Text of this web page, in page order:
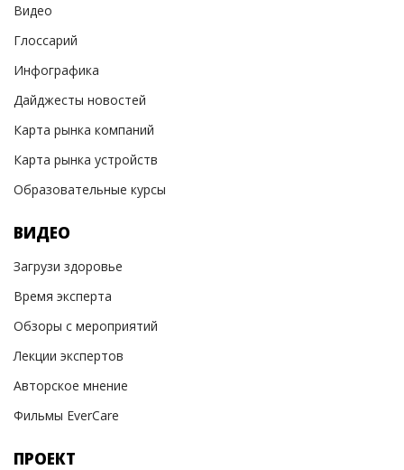
Видео
Глоссарий
Инфографика
Дайджесты новостей
Карта рынка компаний
Карта рынка устройств
Образовательные курсы
ВИДЕО
Загрузи здоровье
Время эксперта
Обзоры с мероприятий
Лекции экспертов
Авторское мнение
Фильмы EverCare
ПРОЕКТ